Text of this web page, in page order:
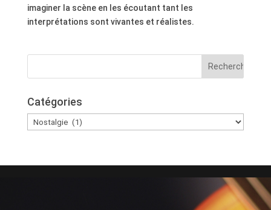
imaginer la scène en les écoutant tant les
interprétations sont vivantes et réalistes.
Catégories
Catégories